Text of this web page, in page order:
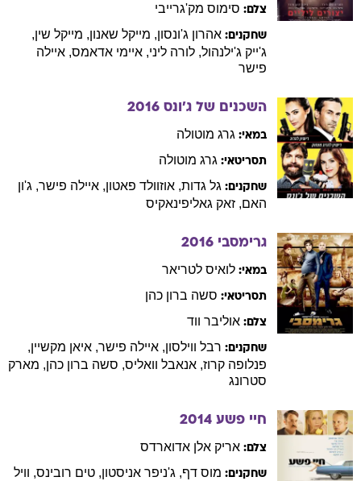
צלם: סימוס מק'גרייבי
שחקנים: אהרון ג'ונסון, מייקל שאנון, מייקל שין,
ג'ייק ג'ילנהול, לורה ליני, איימי אדאמס, איילה
פישר
השכנים של ג'ונס 2016
במאי: גרג מוטולה
תסריטאי: גרג מוטולה
שחקנים: גל גדות, אוזוולד פאטון, איילה פישר, ג'ון
האם, זאק גאליפינאקיס
גרימסבי 2016
במאי: לואיס לטריאר
תסריטאי: סשה ברון כהן
צלם: אוליבר ווד
שחקנים: רבל ווילסון, איילה פישר, איאן מקשיין,
פנלופה קרוז, אנאבל וואליס, סשה ברון כהן, מארק
סטרונג
חיי פשע 2014
צלם: אריק אלן אדוארדס
שחקנים: מוס דף, ג'ניפר אניסטון, טים רובינס, וויל